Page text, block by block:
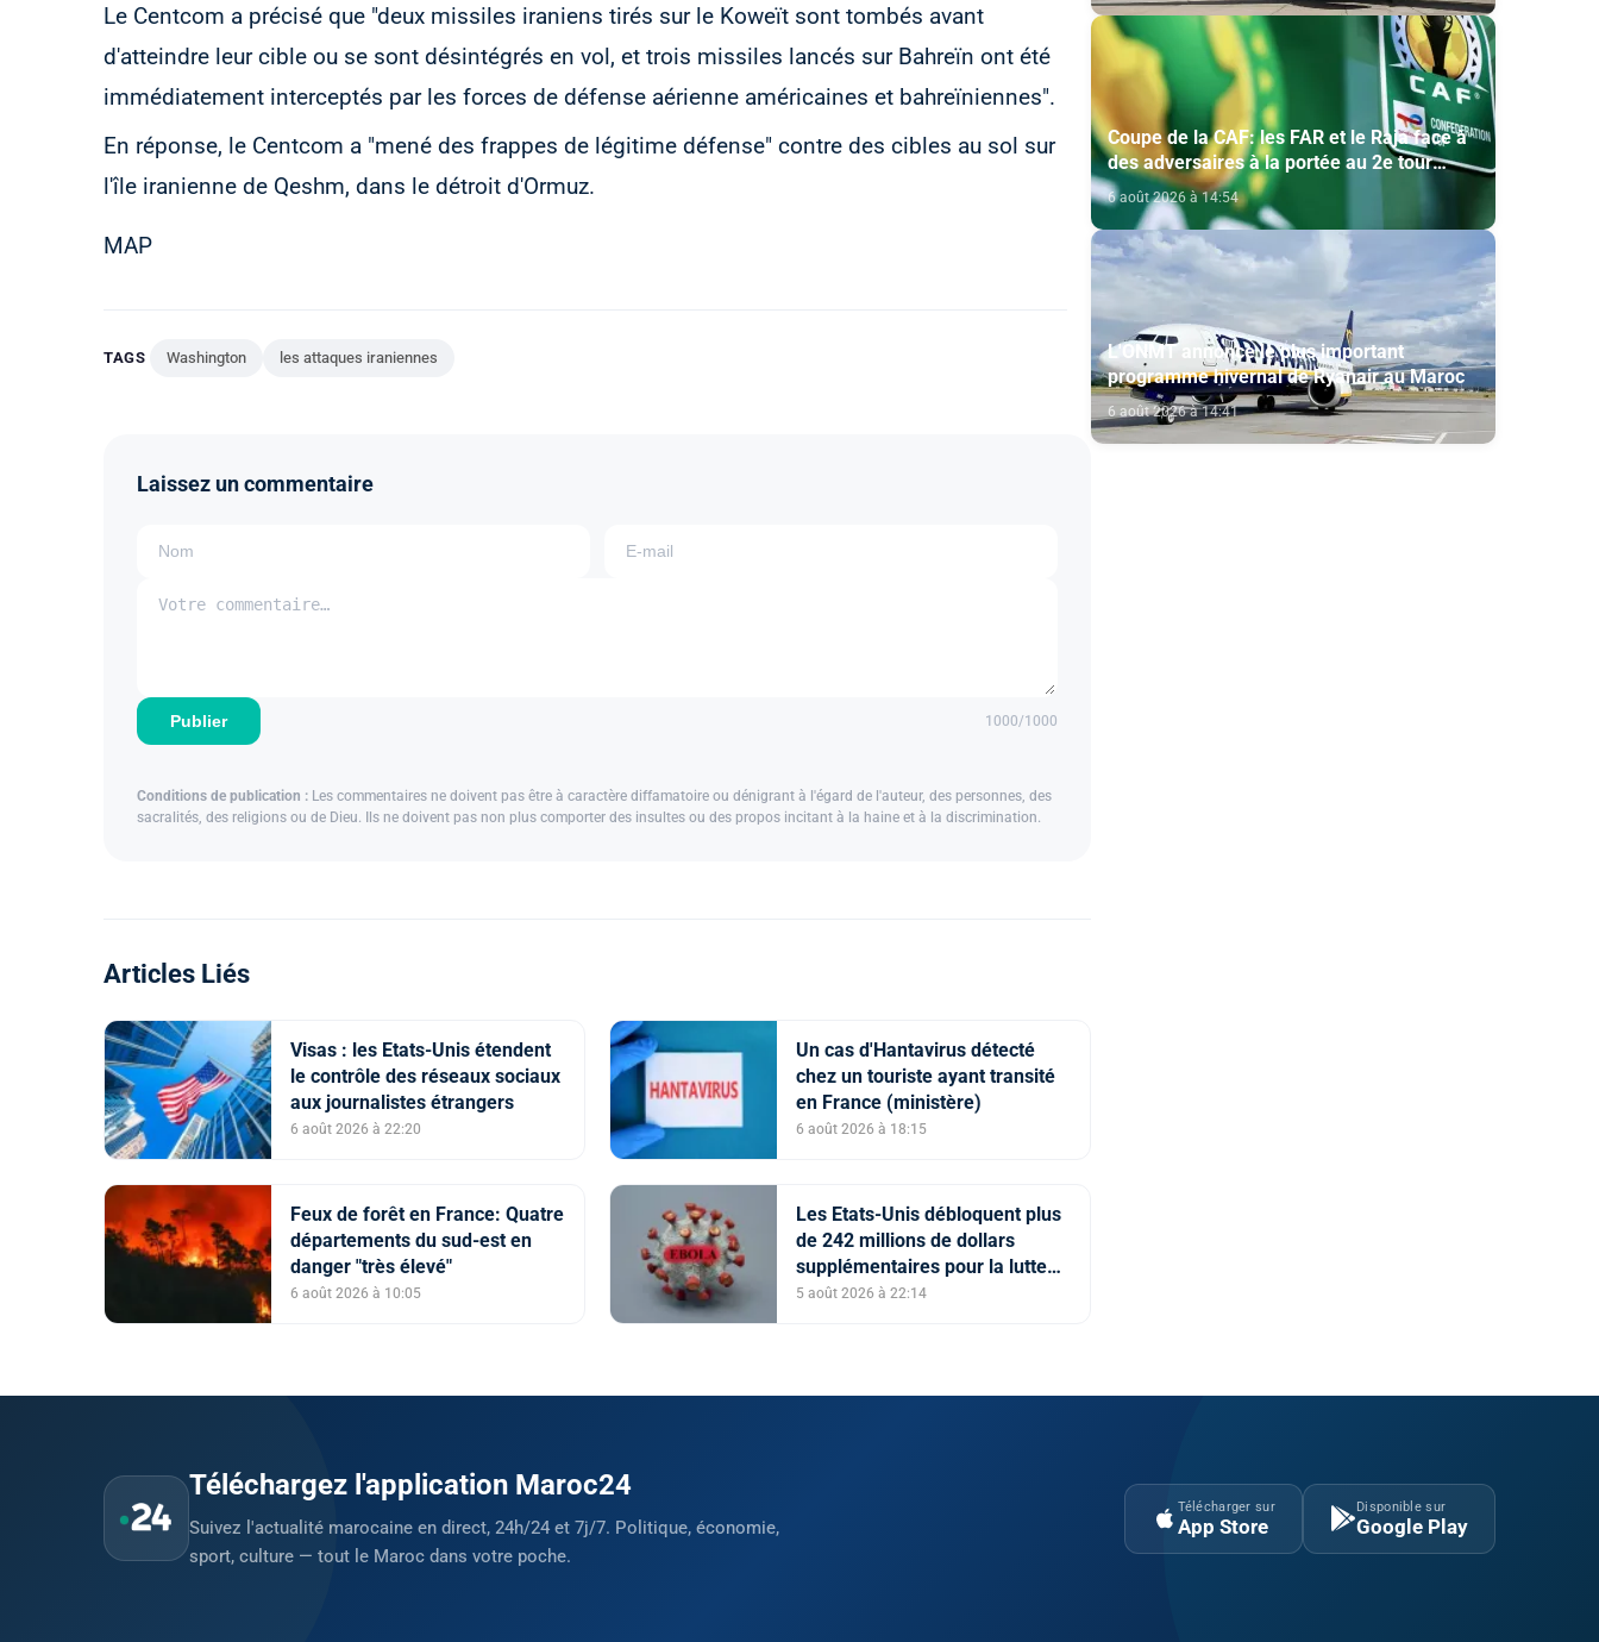
Le Centcom a précisé que "deux missiles iraniens tirés sur le Koweït sont tombés avant
d'atteindre leur cible ou se sont désintégrés en vol, et trois missiles lancés sur Bahreïn ont été
immédiatement interceptés par les forces de défense aérienne américaines et bahreïniennes".
En réponse, le Centcom a "mené des frappes de légitime défense" contre des cibles au sol sur
l'île iranienne de Qeshm, dans le détroit d'Ormuz.
MAP
TAGS Washington les attaques iraniennes
Laissez un commentaire
Publier 1000/1000
Conditions de publication : Les commentaires ne doivent pas être à caractère diffamatoire ou dénigrant à l'égard de l'auteur, des personnes, des
sacralités, des religions ou de Dieu. Ils ne doivent pas non plus comporter des insultes ou des propos incitant à la haine et à la discrimination.
Articles Liés
Visas : les Etats-Unis étendent
le contrôle des réseaux sociaux
aux journalistes étrangers
6 août 2026 à 22:20
Un cas d'Hantavirus détecté
chez un touriste ayant transité
en France (ministère)
6 août 2026 à 18:15
Feux de forêt en France: Quatre
départements du sud-est en
danger "très élevé"
6 août 2026 à 10:05
Les Etats-Unis débloquent plus
de 242 millions de dollars
supplémentaires pour la lutte
contre Ebola
5 août 2026 à 22:14
Coupe de la CAF: les FAR et le Raja face à
des adversaires à la portée au 2e tour
préliminaire
6 août 2026 à 14:54
L'ONMT annonce le plus important
programme hivernal de Ryanair au Maroc
6 août 2026 à 14:41
Téléchargez l'application Maroc24
Suivez l'actualité marocaine en direct, 24h/24 et 7j/7. Politique, économie,
sport, culture — tout le Maroc dans votre poche.
Télécharger sur
App Store
Disponible sur
Google Play